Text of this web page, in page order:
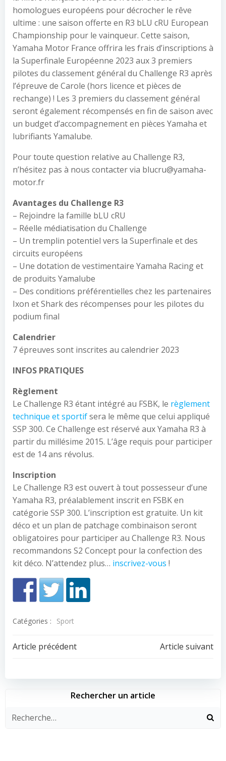
homologues européens pour décrocher le rêve
ultime : une saison offerte en R3 bLU cRU European
Championship pour le vainqueur. Cette saison,
Yamaha Motor France offrira les frais d’inscriptions à
la Superfinale Européenne 2023 aux 3 premiers
pilotes du classement général du Challenge R3 après
l’épreuve de Carole (hors licence et pièces de
rechange) ! Les 3 premiers du classement général
seront également récompensés en fin de saison avec
un budget d’accompagnement en pièces Yamaha et
lubrifiants Yamalube.
Pour toute question relative au Challenge R3,
n’hésitez pas à nous contacter via blucru@yamaha-
motor.fr
Avantages du Challenge R3
– Rejoindre la famille bLU cRU
– Réelle médiatisation du Challenge
– Un tremplin potentiel vers la Superfinale et des
circuits européens
– Une dotation de vestimentaire Yamaha Racing et
de produits Yamalube
– Des conditions préférentielles chez les partenaires
Ixon et Shark des récompenses pour les pilotes du
podium final
Calendrier
7 épreuves sont inscrites au calendrier 2023
INFOS PRATIQUES
Règlement
Le Challenge R3 étant intégré au FSBK, le règlement
technique et sportifsera le même que celui appliqué
SSP 300. Ce Challenge est réservé aux Yamaha R3 à
partir du millésime 2015. L’âge requis pour participer
est de 14 ans révolus.
Inscription
Le Challenge R3 est ouvert à tout possesseur d’une
Yamaha R3, préalablement inscrit en FSBK en
catégorie SSP 300. L’inscription est gratuite. Un kit
déco et un plan de patchage combinaison seront
obligatoires pour participer au Challenge R3. Nous
recommandons S2 Concept pour la confection des
kit déco. N’attendez plus… inscrivez-vous !
Catégories : Sport
Navigation
de
l’article
Article précédent
Navigation
de
l’article
Article suivant
Rechercher un article